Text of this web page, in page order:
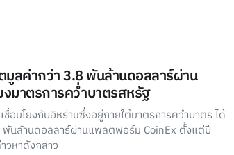
มูลค่ากว่า 3.8 พันล้านดอลลาร์ผ่าน
มาตรการคว่ำบาตรสหรัฐ
อมโยงกับอิหร่านซึ่งอยู่ภายใต้มาตรการคว่ำบาตร ได้
นล้านดอลลาร์ผ่านแพลตฟอร์ม CoinEx ตั้งแต่ปี
วหาดังกล่าว